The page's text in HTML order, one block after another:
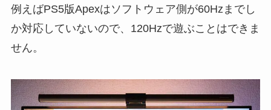
例えばPS5版Apexはソフトウェア側が60Hzまでし
か対応していないので、120Hzで遊ぶことはできま
せん。